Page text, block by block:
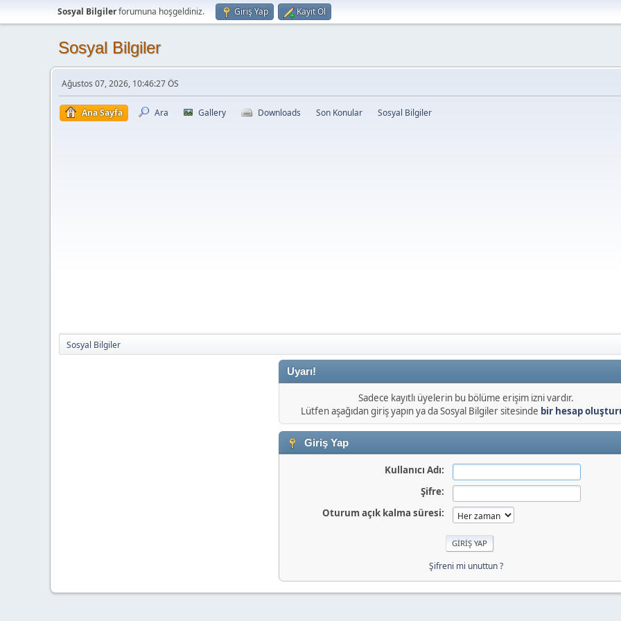
Sosyal Bilgilerforumuna hoşgeldiniz. Giriş Yap Kayıt Ol
Sosyal Bilgiler
Ağustos 07, 2026, 10:46:27 ÖS
Ana Sayfa Ara Gallery Downloads Son Konular Sosyal Bilgiler
Sosyal Bilgiler
Uyarı!
Sadece kayıtlı üyelerin bu bölüme erişim izni vardır.
Lütfen aşağıdan giriş yapın ya da Sosyal Bilgiler sitesinde bir hesap
Giriş Yap
Kullanıcı Adı:
Şifre:
Oturum açık kalma süresi:
Şifreni mi unuttun ?